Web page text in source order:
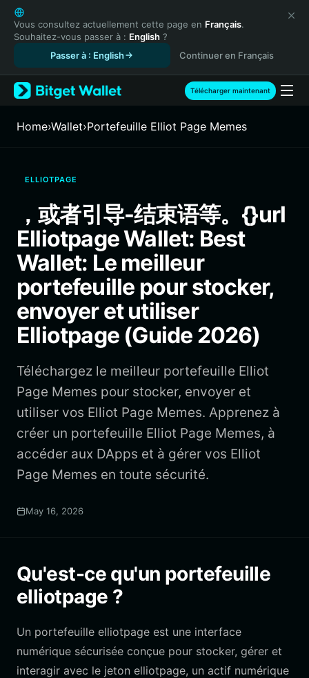
English
日本語
Tiếng Việt
Español (Latinoamérica)
Türkçe
Français
繁體中文
Bahasa Indonesia
ภาษาไทย
Español
Português (Brasil)
Español (Argentina)
Vous consultez actuellement cette page en Français.
Souhaitez-vous passer à : English ?
Passer à : English
Continuer en Français
Télécharger maintenant
Home›Wallet›Portefeuille Elliot Page Memes
ELLIOTPAGE
，或者引导-结束语等。{}url
Elliotpage Wallet: Best
Wallet: Le meilleur
portefeuille pour stocker,
envoyer et utiliser
Elliotpage (Guide 2026)
Téléchargez le meilleur portefeuille Elliot
Page Memes pour stocker, envoyer et
utiliser vos Elliot Page Memes. Apprenez à
créer un portefeuille Elliot Page Memes, à
accéder aux DApps et à gérer vos Elliot
Page Memes en toute sécurité.
May 16, 2026
Qu'est-ce qu'un portefeuille
elliotpage ?
Un portefeuille elliotpage est une interface
numérique sécurisée conçue pour stocker, gérer et
interagir avec le jeton elliotpage, un actif numérique